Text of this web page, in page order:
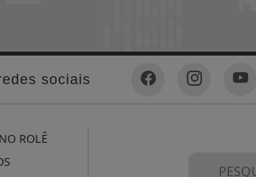
sociais
ROLÊ